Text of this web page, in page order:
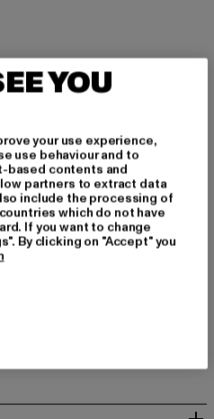
Slitsad ficka
Nylon, 100% polyester
GmbH |
| 64372 Ober-Ramstadt |
YOU
your use experience,
use behaviour and to
based contents and
partners to extract data
include the processing of
which do not have
If you want to change
By clicking on "Accept" you